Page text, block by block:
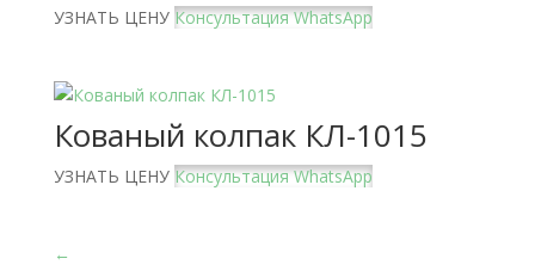
УЗНАТЬ ЦЕНУ Консультация WhatsApp
Кованый колпак КЛ-1015
УЗНАТЬ ЦЕНУ Консультация WhatsApp
←